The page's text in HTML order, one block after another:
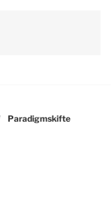
Paradigmskifte